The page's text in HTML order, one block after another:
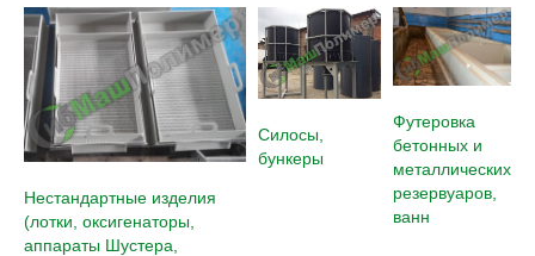
Нестандартные изделия
(лотки, оксигенаторы,
аппараты Шустера,
Силосы,
бункеры
Футеровка
бетонных и
металлических
резервуаров,
ванн